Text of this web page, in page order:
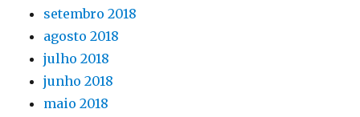
setembro 2018
agosto 2018
julho 2018
junho 2018
maio 2018